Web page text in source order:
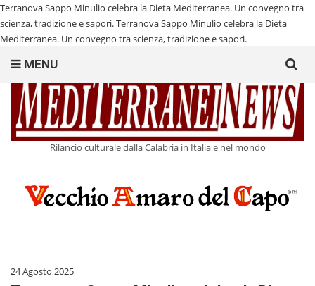
Terranova Sappo Minulio celebra la Dieta Mediterranea. Un convegno tra
scienza, tradizione e sapori.Terranova Sappo Minulio celebra la Dieta
Mediterranea. Un convegno tra scienza, tradizione e sapori.
Rilancio culturale dalla Calabria in Italia e nel mondo
MENU
for:
24 Agosto 2025